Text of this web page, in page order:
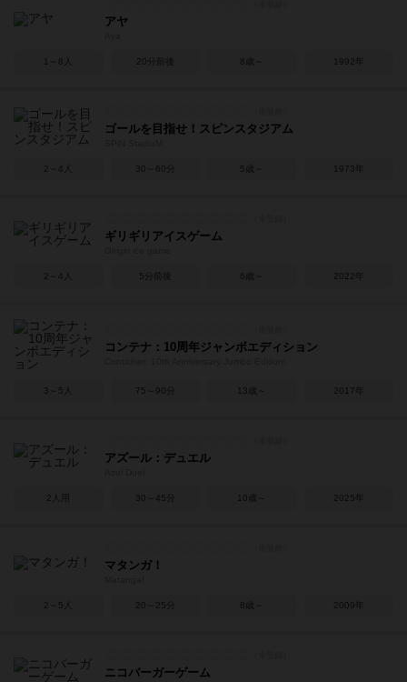
アヤ
1～8人 20分前後 8歳～ 1992年
ゴールを目指せ！スピンスタジアム
2～4人 30～60分 5歳～ 1973年
ギリギリアイスゲーム
2～4人 5分前後 6歳～ 2022年
コンテナ：10周年ジャンボエディション
3～5人 75～90分 13歳～ 2017年
アズール：デュエル
2人用 30～45分 10歳～ 2025年
マタンガ！
2～5人 20～25分 8歳～ 2009年
ニコバーガーゲーム